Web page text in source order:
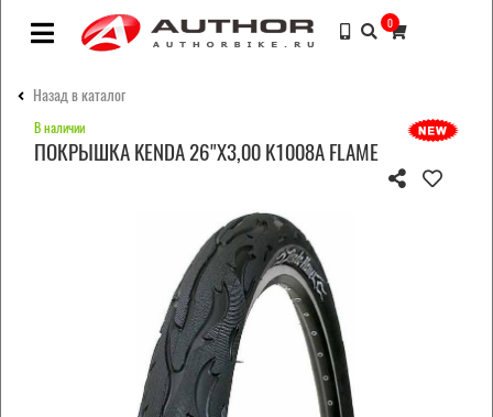
0
Назад в каталог
ПОКРЫШКА KENDA 26"Х3,00 K1008A FLAME
В наличии